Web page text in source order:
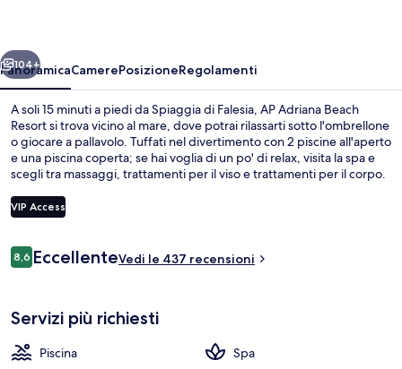
Esterni
Avanti
104+
PanoramicaCamerePosizioneRegolamenti
A soli 15 minuti a piedi da Spiaggia di Falesia, AP Adriana Beach
Resort si trova vicino al mare, dove potrai rilassarti sotto l'ombrellone
o giocare a pallavolo. Tuffati nel divertimento con 2 piscine all'aperto
e una piscina coperta; se hai voglia di un po' di relax, visita la spa e
scegli tra massaggi, trattamenti per il viso e trattamenti per il corpo.
giardino e serve la colazione, il pranzo e la cena. Gli altri punti di
forza di questo hotel all-inclusive sono 2 bar/lounge, un miniclub
VIP Access
Recensioni
8,68,6 su 10
EccellenteVedi le 437 recensioni
Servizi più richiesti
Piscina
Spa